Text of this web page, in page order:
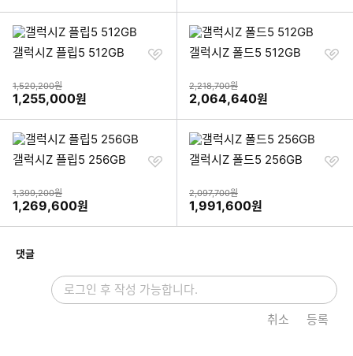
갤럭시Z 플립5 512GB
상품금액
1,520,200원
할인금액
1,255,000원
찜
갤럭시Z 폴드5 512GB
상품금액
2,218,700원
할인금액
2,064,640원
찜
갤럭시Z 플립5 256GB
상품금액
1,399,200원
할인금액
1,269,600원
찜
갤럭시Z 폴드5 256GB
상품금액
2,097,700원
할인금액
1,991,600원
찜
댓글개
취소 등록